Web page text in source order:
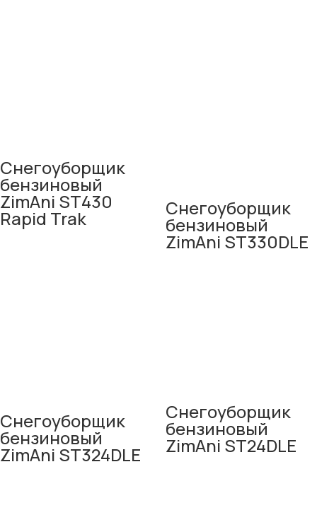
Снегоуборщик
бензиновый
ZimAni ST430
Rapid Trak Снегоуборщик
бензиновый
ZimAni ST330DLE
Снегоуборщик
бензиновый
ZimAni ST324DLE
Снегоуборщик
бензиновый
ZimAni ST24DLE